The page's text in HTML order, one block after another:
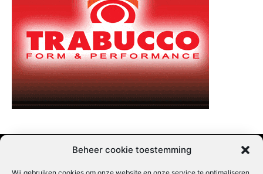
Beheer cookie toestemming